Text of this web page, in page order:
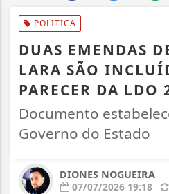
POLITICA
DUAS EMENDAS
LARA SÃO
PARECER DA LDO
Documento
Governo do Estado
DIONES NOGUEIRA
07/07/2026 19:18